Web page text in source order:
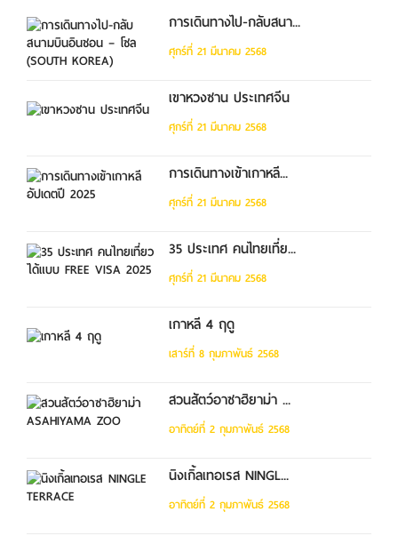
การเดินทางไป-กลับสนา...
ศุกร์ที่ 21 มีนาคม 2568
เขาหวงซาน ประเทศจีน
ศุกร์ที่ 21 มีนาคม 2568
การเดินทางเข้าเกาหลี...
ศุกร์ที่ 21 มีนาคม 2568
35 ประเทศ คนไทยเที่ย...
ศุกร์ที่ 21 มีนาคม 2568
เกาหลี 4 ฤดู
เสาร์ที่ 8 กุมภาพันธ์ 2568
สวนสัตว์อาซาฮิยาม่า ...
อาทิตย์ที่ 2 กุมภาพันธ์ 2568
นิงเกิ้ลเทอเรส NINGL...
อาทิตย์ที่ 2 กุมภาพันธ์ 2568